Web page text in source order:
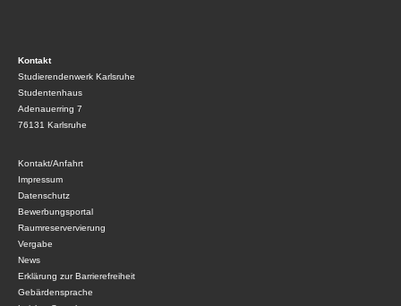
Kontakt
Studierendenwerk Karlsruhe
Studentenhaus
Adenauerring 7
76131 Karlsruhe
Kontakt/Anfahrt
Impressum
Datenschutz
Bewerbungsportal
Raumreservervierung
Vergabe
News
Erklärung zur Barrierefreiheit
Gebärdensprache